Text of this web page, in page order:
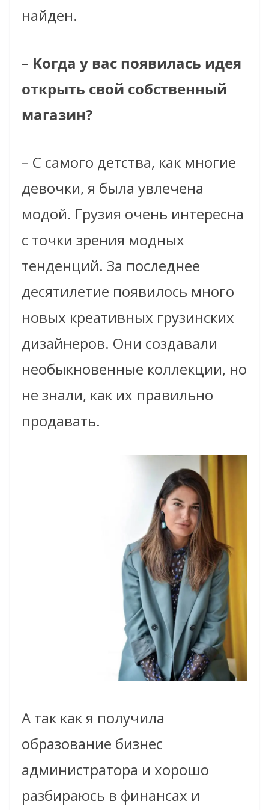
найден.
– Kогда у вас появилась идея
открыть свой собственный
магазин?
– С самого детства, как многие
девочки, я была увлечена
модой. Грузия очень интересна
с точки зрения модных
тенденций. За последнее
десятилетие появилось много
новых креативных грузинских
дизайнеров. Они создавали
необыкновенные коллекции, но
не знали, как их правильно
продавать.
А так как я получила
образование бизнес
администратора и хорошо
разбираюсь в финансах и